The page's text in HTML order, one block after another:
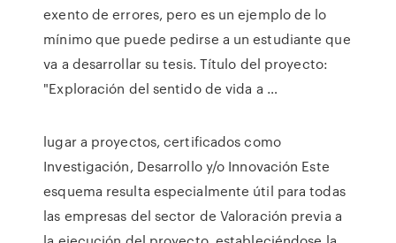
exento de errores, pero es un ejemplo de lo
mínimo que puede pedirse a un estudiante que
va a desarrollar su tesis. Título del proyecto:
"Exploración del sentido de vida a …
lugar a proyectos, certificados como
Investigación, Desarrollo y/o Innovación Este
esquema resulta especialmente útil para todas
las empresas del sector de Valoración previa a